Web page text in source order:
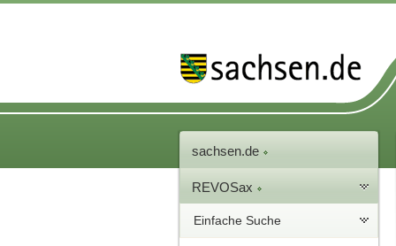
sachsen.de
REVOSax
Einfache Suche